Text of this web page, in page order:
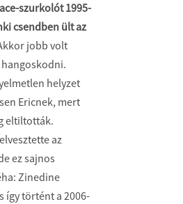
szurkolót 1995-
csendben ült az
jobb volt
helyzet
Ericnek, mert
eltiltották.
az
ez sajnos
Zinedine
így történt a 2006-